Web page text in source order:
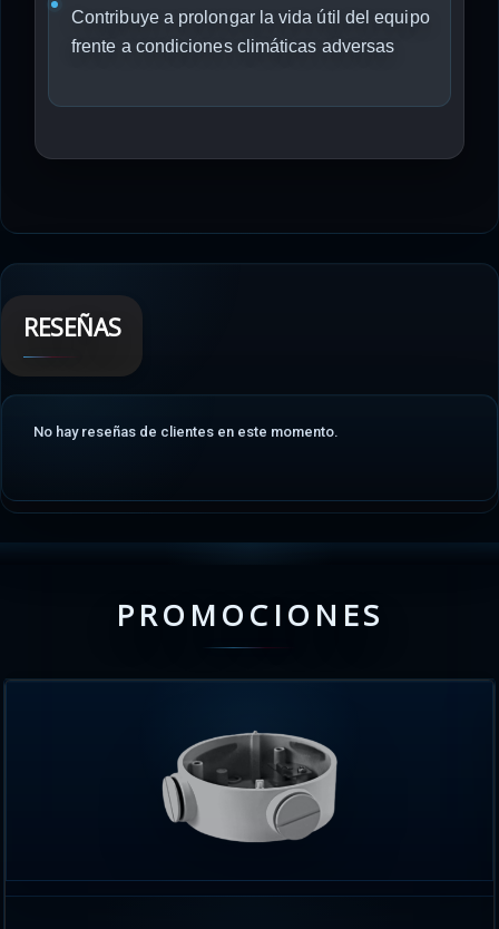
Contribuye a prolongar la vida útil del equipo
frente a condiciones climáticas adversas
RESEÑAS
No hay reseñas de clientes en este momento.
PROMOCIONES